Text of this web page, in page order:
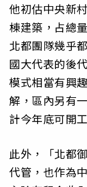
他初估中央新
棟建築，占總
北都團隊幾乎
國大代表的後
模式相當有興
解，區內另有
計今年底可開
此外，「北都
代管，也作為